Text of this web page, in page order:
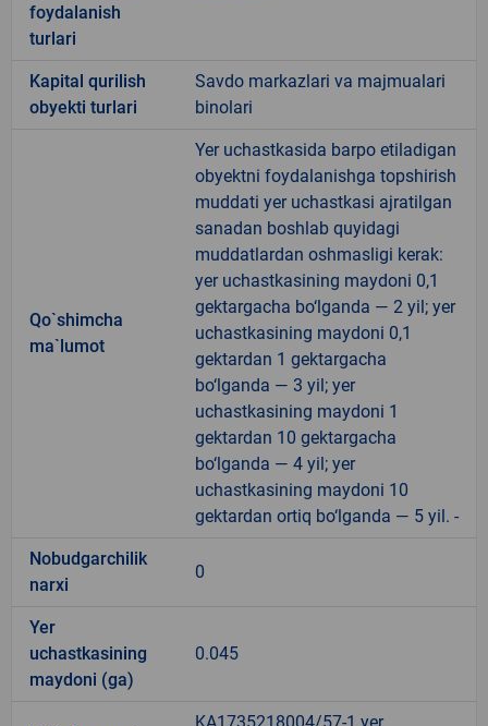
foydalanish
turlari
Kapital qurilish
obyekti turlari
Savdo markazlari va majmualari
binolari
Qo`shimcha
ma`lumot
Yer uchastkasida barpo etiladigan
obyektni foydalanishga topshirish
muddati yer uchastkasi ajratilgan
sanadan boshlab quyidagi
muddatlardan oshmasligi kerak:
yer uchastkasining maydoni 0,1
gektargacha bo‘lganda — 2 yil; yer
uchastkasining maydoni 0,1
gektardan 1 gektargacha
bo‘lganda — 3 yil; yer
uchastkasining maydoni 1
gektardan 10 gektargacha
bo‘lganda — 4 yil; yer
uchastkasining maydoni 10
gektardan ortiq bo‘lganda — 5 yil. -
Nobudgarchilik
narxi
0
Yer
uchastkasining
maydoni (ga)
0.045